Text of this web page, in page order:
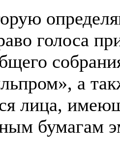
голоса
а
лица,
бумагам